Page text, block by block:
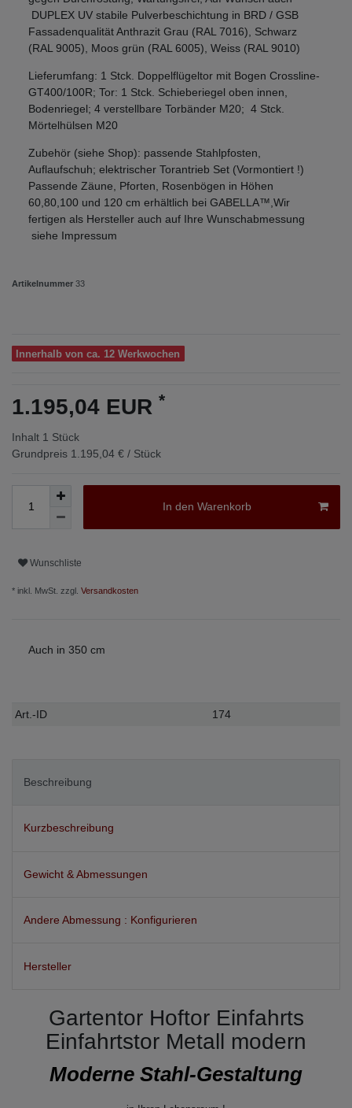
DUPLEX UV stabile Pulverbeschichtung in BRD / GSB
Fassadenqualität Anthrazit Grau (RAL 7016), Schwarz
(RAL 9005), Moos grün (RAL 6005), Weiss (RAL 9010)
Lieferumfang: 1 Stck. Doppelflügeltor mit Bogen Crossline-
GT400/100R; Tor: 1 Stck. Schieberiegel oben innen,
Bodenriegel; 4 verstellbare Torbänder M20; 4 Stck.
Mörtelhülsen M20
Zubehör (siehe Shop): passende Stahlpfosten,
Auflaufschuh; elektrischer Torantrieb Set (Vormontiert !)
Passende Zäune, Pforten, Rosenbögen in Höhen
60,80,100 und 120 cm erhältlich bei GABELLA™,Wir
fertigen als Hersteller auch auf Ihre Wunschabmessung
siehe Impressum
Artikelnummer 33
Innerhalb von ca. 12 Werkwochen
1.195,04 EUR *
Inhalt 1 Stück
Grundpreis 1.195,04 € / Stück
In den Warenkorb
Wunschliste
* inkl. MwSt. zzgl. Versandkosten
Auch in 350 cm
Technisches
Wert
Art.-ID 174
Beschreibung
Kurzbeschreibung
Gewicht & Abmessungen
Andere Abmessung : Konfigurieren
Hersteller
Gartentor Hoftor Einfahrts
Einfahrtstor Metall modern
Moderne Stahl-Gestaltung